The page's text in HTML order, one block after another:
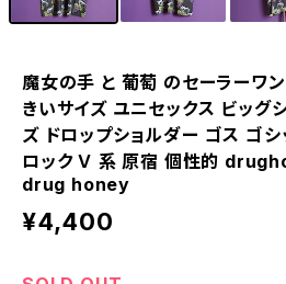
魔女の手 と 葡萄 のセーラーワ
きいサイズ ユニセックス ビッグ
ズ ドロップショルダー ゴス ゴ
ロック Ｖ 系 原宿 個性的
drug honey
¥4,400